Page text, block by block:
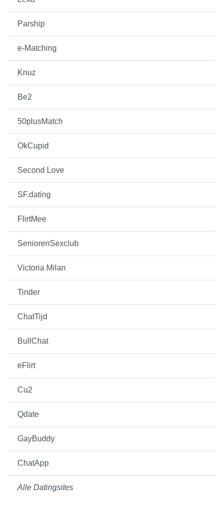
Parship
e-Matching
Knuz
Be2
50plusMatch
OkCupid
Second Love
SF.dating
FlirtMee
SeniorenSexclub
Victoria Milan
Tinder
ChatTijd
BullChat
eFlirt
Cu2
Qdate
GayBuddy
ChatApp
Alle Datingsites